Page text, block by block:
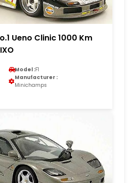
Ueno Clinic 1000 Km
Model :F1
Manufacturer :
Minichamps